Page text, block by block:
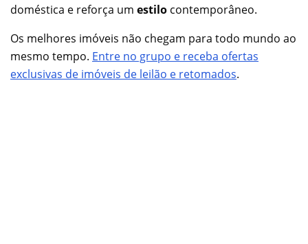
doméstica e reforça um estilo contemporâneo.
Os melhores imóveis não chegam para todo mundo ao
mesmo tempo. Entre no grupo e receba ofertas
exclusivas de imóveis de leilão e retomados.